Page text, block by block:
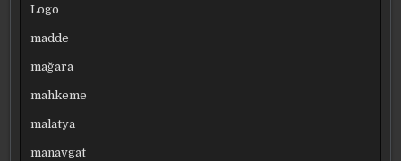
Logo
madde
mağara
mahkeme
malatya
manavgat